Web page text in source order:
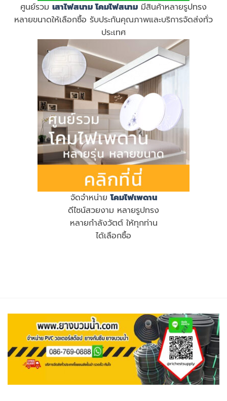
ศูนย์รวม เสาไฟสนาม โคมไฟสนาม มีสินค้าหลายรูปทรง
หลายขนาดให้เลือกซื้อ รับประกันคุณภาพและบริการจัดส่งทั่ว
ประเทศ
จัดจำหน่ายโคมไฟเพดาน
ดีไซน์สวยงาม หลายรูปทรง
หลายกำลังวัตต์ ให้ทุกท่าน
ได้เลือกซื้อ